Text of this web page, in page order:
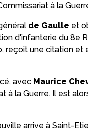
à la
de Gaulle et
d'infanterie du 8e
reçoit une citation et
avec Maurice
à la Guerre. Il est
arrive à Saint-